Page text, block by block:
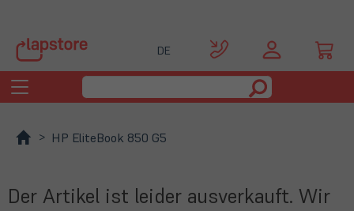
DE
Toggle
navigation
HP EliteBook 850 G5
Der Artikel ist leider ausverkauft. Wir